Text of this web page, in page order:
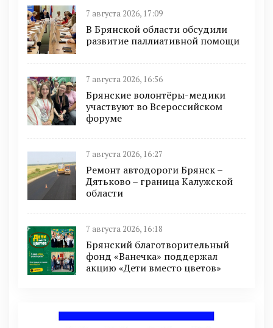
7 августа 2026, 17:09
В Брянской области обсудили
развитие паллиативной помощи
7 августа 2026, 16:56
Брянские волонтёры-медики
участвуют во Всероссийском
форуме
7 августа 2026, 16:27
Ремонт автодороги Брянск –
Дятьково – граница Калужской
области
7 августа 2026, 16:18
Брянский благотворительный
фонд «Ванечка» поддержал
акцию «Дети вместо цветов»